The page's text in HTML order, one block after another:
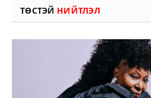
ТӨСТЭЙ НИЙТЛЭЛ